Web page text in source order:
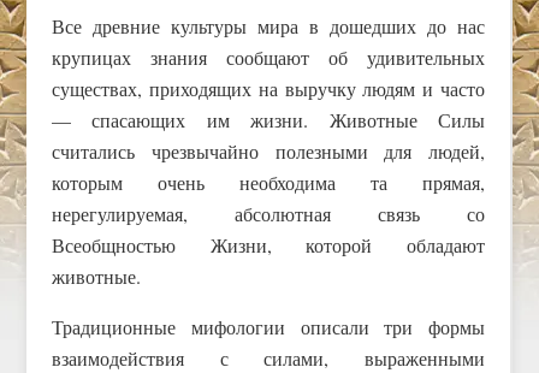
Все древние культуры мира в дошедших до нас
крупицах знания сообщают об удивительных
существах, приходящих на выручку людям и часто
— спасающих им жизни. Животные Силы
считались чрезвычайно полезными для людей,
которым очень необходима та прямая,
нерегулируемая, абсолютная связь со
Всеобщностью Жизни, которой обладают
животные.
Традиционные мифологии описали три формы
взаимодействия с силами, выраженными